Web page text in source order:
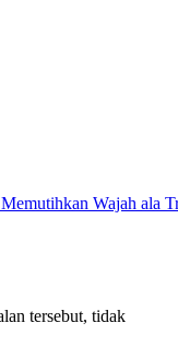
Wajah ala
tersebut, tidak